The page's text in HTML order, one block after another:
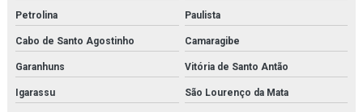
Orificio danfoss para válvula
Parker hda
Peco facet
Petrolina Paulista
Cabo de Santo Agostinho Camaragibe
Garanhuns Vitória de Santo Antão
Igarassu São Lourenço da Mata